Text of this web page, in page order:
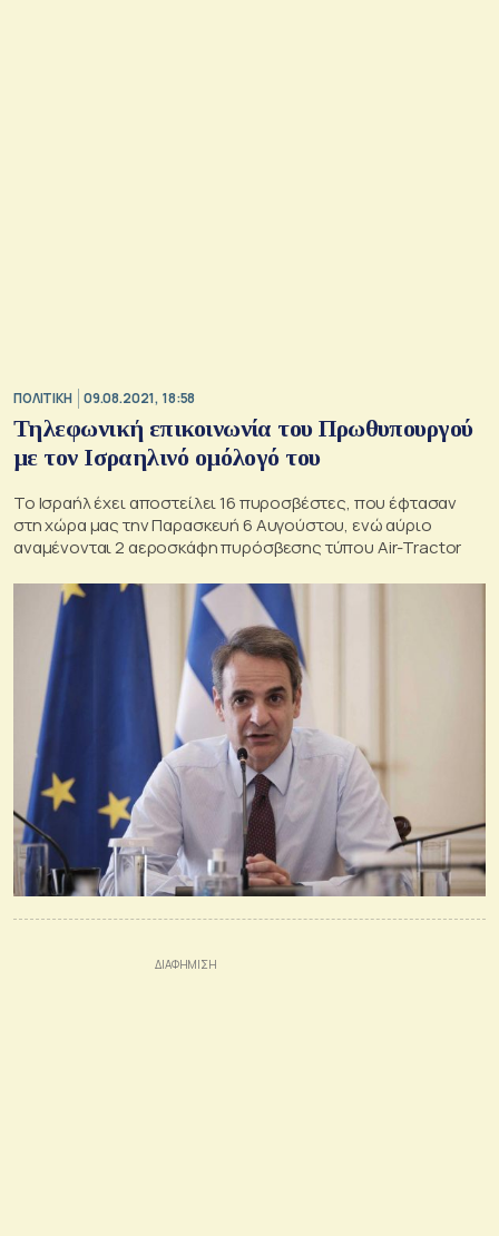
ΠΟΛΙΤΙΚΗ 09.08.2021, 18:58
Τηλεφωνική επικοινωνία του Πρωθυπουργού
με τον Ισραηλινό ομόλογό του
Το Ισραήλ έχει αποστείλει 16 πυροσβέστες, που έφτασαν
στη χώρα μας την Παρασκευή 6 Αυγούστου, ενώ αύριο
αναμένονται 2 αεροσκάφη πυρόσβεσης τύπου Air-Tractor